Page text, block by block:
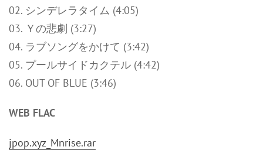
02. シンデレラタイム (4:05)
03. Ｙの悲劇 (3:27)
04. ラブソングをかけて (3:42)
05. プールサイドカクテル (4:42)
06. OUT OF BLUE (3:46)
WEB FLAC
jpop.xyz_Mnrise.rar